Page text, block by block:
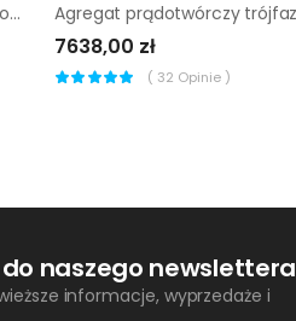
Agregat prądotwórczy trójfazowy Endress ESE 604 DYS DI
7638,00 zł
( 32 Opinie )
do naszego newslettera
informacje, wyprzedaże i